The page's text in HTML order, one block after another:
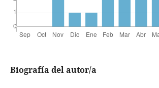
Biografía del autor/a